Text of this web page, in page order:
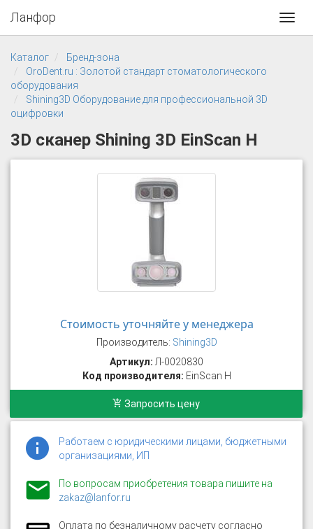
Ланфор
Каталог
Бренд-зона
OroDent.ru : Золотой стандарт стоматологического
оборудования
Shining3D Оборудование для профессиональной 3D
оцифровки
3D сканер Shining 3D EinScan H
Стоимость уточняйте у менеджера
Производитель: Shining3D
Артикул: Л-0020830
Код производителя: EinScan H
Запросить цену
Работаем с юридическими лицами, бюджетными
организациями, ИП
По вопросам приобретения товара пишите на
zakaz@lanfor.ru
Оплата по безналичному расчету согласно